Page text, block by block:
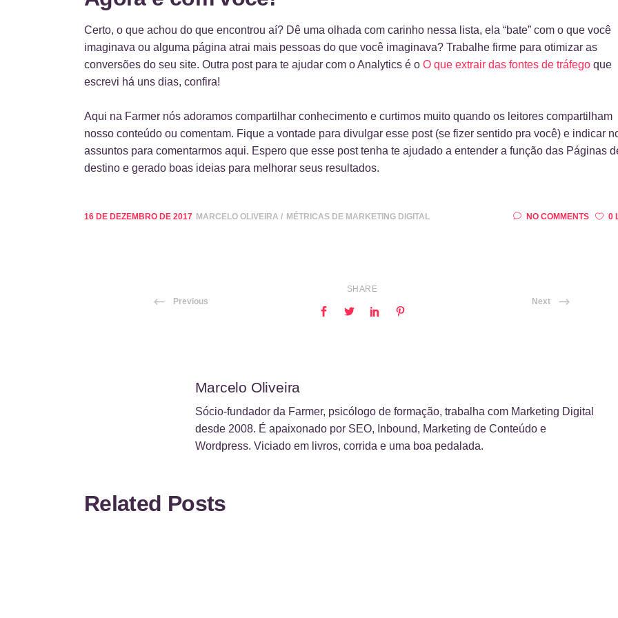
Certo, o que achou do que encontrou aí? Dê uma olhada com carinho nessa lista, ela “bate” com o que você
imaginava ou alguma página atrai mais pessoas do que você imaginava? Trabalhe firme para otimizar as
conversões do seu site. Outra post para te ajudar com o Analytics é o O que extrair das fontes de tráfego que
escrevi há uns dias, confira!
Aqui na Farmer nós adoramos compartilhar conhecimento e curtimos muito quando os leitores compartilham
nosso conteúdo ou comentam. Fique a vontade para divulgar esse post (se fizer sentido pra você) e indicar
assuntos para comentarmos aqui. Espero que esse post tenha te ajudado a entender a função das Páginas
destino e gerado boas ideias para melhorar seus resultados.
16 DE DEZEMBRO DE 2017 MARCELO OLIVEIRA MÉTRICAS DE MARKETING DIGITAL NO COMMENTS 0
Previous
SHARE
Next
Marcelo Oliveira
Sócio-fundador da Farmer, psicólogo de formação, trabalha com Marketing Digital
desde 2008. É apaixonado por SEO, Inbound, Marketing de Conteúdo e
Wordpress. Viciado em livros, corrida e uma boa pedalada.
Related Posts